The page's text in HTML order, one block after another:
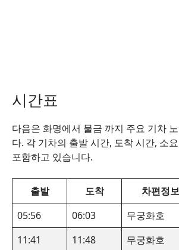
시간표
다음은 화명에서 물금 까지 주요 기차
다. 각 기차의 출발 시간, 도착 시간, 소
포함하고 있습니다.
출발 도착 차편정보
05:56
06:03 무궁화호
11:41
11:48 무궁화호